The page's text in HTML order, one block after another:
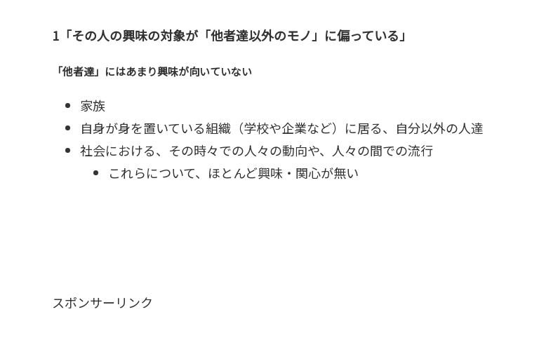
1「その人の興味の対象が「他者達以外のモノ」に偏っている」
「他者達」にはあまり興味が向いていない
家族
自身が身を置いている組織（学校や企業など）に居る、自分以外の人達
社会における、その時々での人々の動向や、人々の間での流行
これらについて、ほとんど興味・関心が無い
スポンサーリンク